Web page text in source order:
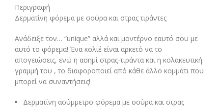
Περιγραφή
Δερματίνη φόρεμα με σούρα και στρας τιράντες
Ανάδειξε τον… “unique” αλλά και μοντέρνο εαυτό σου με
αυτό το φόρεμα! Ένα κολιέ είναι αρκετό να το
απογειώσεις, ενώ η ασημί στρας-τιράντα και η κολακευτική
γραμμή του , το διαφοροποιεί από κάθε άλλο κομμάτι που
μπορεί να συναντήσεις!
Δερματίνη ασύμμετρο φόρεμα με σούρα και στρας